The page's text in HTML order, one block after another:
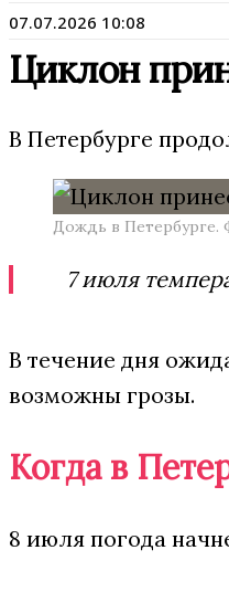
07.07.2026 10:08
Циклон
В Петербурге
Дождь в Петербурге.
7 июля
В течение дня
возможны грозы.
Когда в
8 июля погода